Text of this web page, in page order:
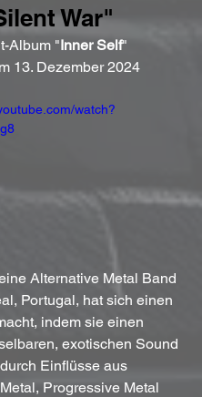
War"
Album "Inner Self"
13. Dezember 2024
watch?
Alternative Metal Band
Portugal, hat sich einen
indem sie einen
exotischen Sound
Einflüsse aus
Progressive Metal